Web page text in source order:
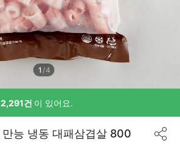
1/4
건 이 있어요.
만능 냉동 대패삼겹살 800
공